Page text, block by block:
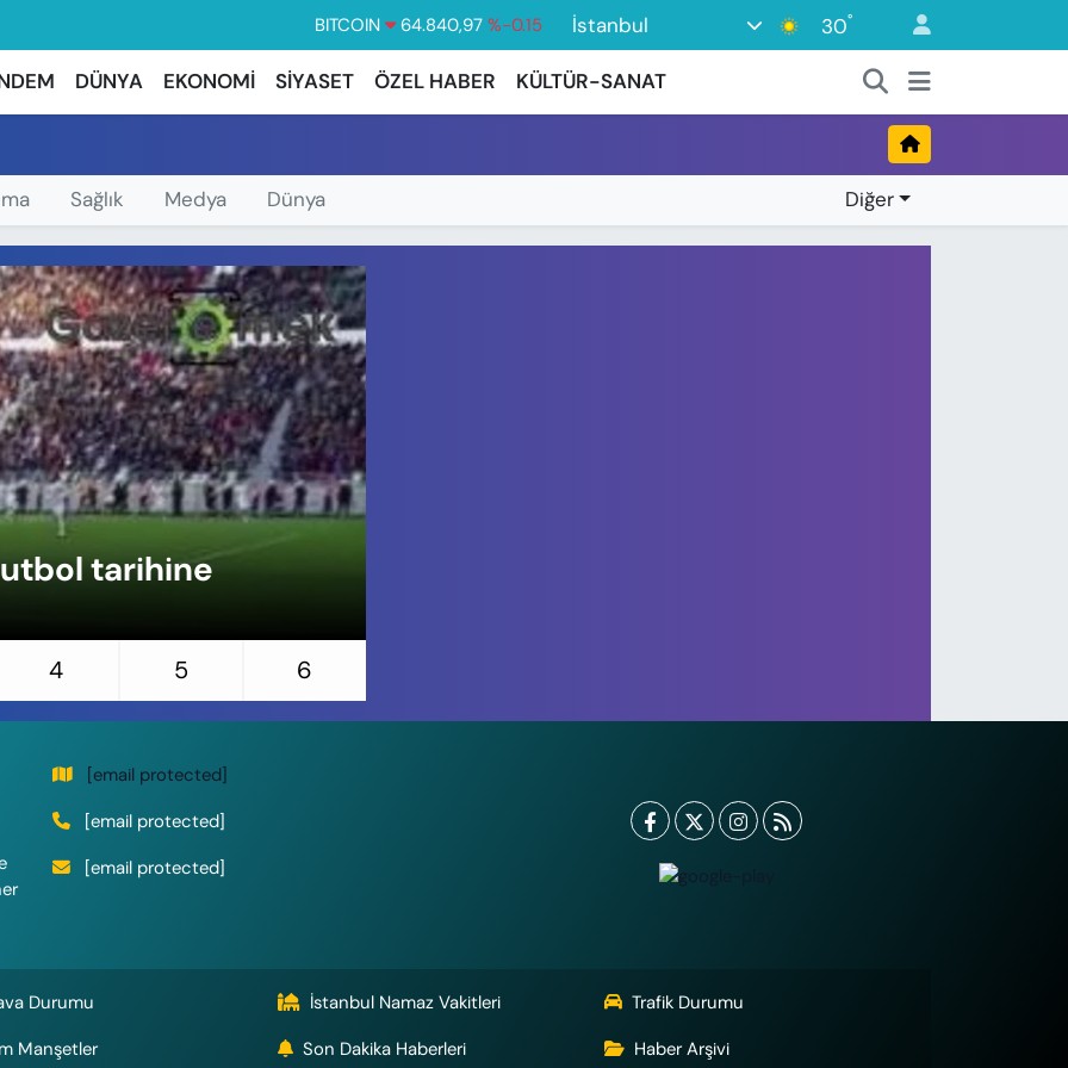
BITCOIN 64.840,97 %-0.15
DOLAR
47,7436
%0.18
EURO
55,2510 %0.32
GRAM ALTIN
BİST100
13.779 %-14
İstanbul 30°
DÜNYA EKONOMİ SİYASET ÖZEL HABER KÜLTÜR-SANAT
Sağlık Medya Dünya Diğer
tarihine
4 5 6
[email protected]
[email protected]
[email protected]
Durumu İstanbul Namaz Vakitleri
Trafik Durumu
Manşetler Son Dakika Haberleri Haber Arşivi